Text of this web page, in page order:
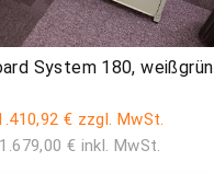
System 180, weißgrün
€ zzgl. MwSt.
1.679,00 € inkl. MwSt.